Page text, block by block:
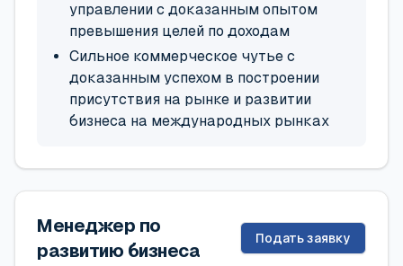
управлении с доказанным опытом
превышения целей по доходам
Сильное коммерческое чутье с
доказанным успехом в построении
присутствия на рынке и развитии
бизнеса на международных рынках
Менеджер по
развитию бизнеса
Подать заявку